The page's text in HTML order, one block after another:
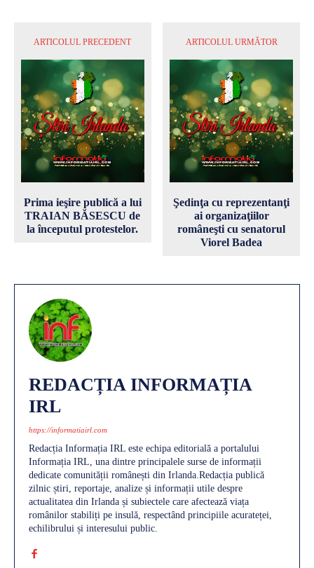
ARTICOLUL PRECEDENT
Prima ieşire publică a lui
TRAIAN BĂSESCU de
la începutul protestelor.
ARTICOLUL URMĂTOR
Şedinţa cu reprezentanţi
ai organizaţiilor
româneşti cu senatorul
Viorel Badea
REDACȚIA INFORMAȚIA
IRL
https://informatiairl.com
Redacția Informația IRL este echipa editorială a portalului
Informația IRL, una dintre principalele surse de informații
dedicate comunității românești din Irlanda.Redacția publică
zilnic știri, reportaje, analize și informații utile despre
actualitatea din Irlanda și subiectele care afectează viața
românilor stabiliți pe insulă, respectând principiile acurateței,
echilibrului și interesului public.